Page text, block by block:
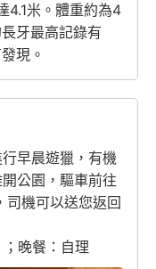
4.1米。體重約為4
牙最高記錄有
現。
早晨遊獵，有機
公園，驅車前往
機可以送您返回
晚餐：自理